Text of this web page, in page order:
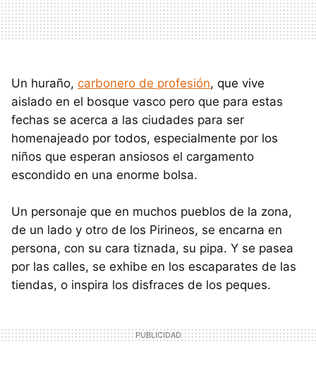
Un huraño, carbonero de profesión, que vive
aislado en el bosque vasco pero que para estas
fechas se acerca a las ciudades para ser
homenajeado por todos, especialmente por los
niños que esperan ansiosos el cargamento
escondido en una enorme bolsa.
Un personaje que en muchos pueblos de la zona,
de un lado y otro de los Pirineos, se encarna en
persona, con su cara tiznada, su pipa. Y se pasea
por las calles, se exhibe en los escaparates de las
tiendas, o inspira los disfraces de los peques.